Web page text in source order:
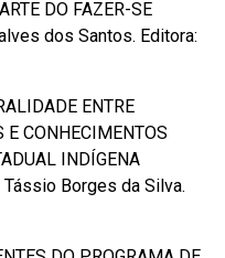
DO FAZER-SE
dos Santos. Editora:
ENTRE
E CONHECIMENTOS
INDÍGENA
Tássio Borges da Silva.